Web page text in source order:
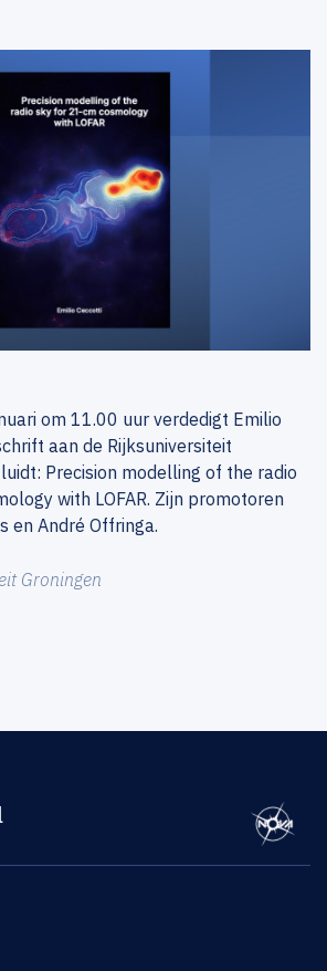
om 11.00 uur verdedigt Emilio
aan de Rijksuniversiteit
Precision modelling of the radio
with LOFAR. Zijn promotoren
en André Offringa.
Groningen